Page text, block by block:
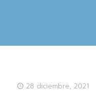
28 diciembre, 2021